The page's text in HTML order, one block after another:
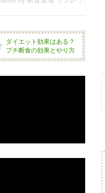
ダイエット効果はある？
プチ断食の効果とやり方